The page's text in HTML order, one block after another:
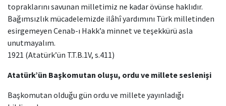
topraklarını savunan milletimiz ne kadar övünse haklıdır.
Bağımsızlık mücadelemizde ilâhî yardımını Türk milletinden
esirgemeyen Cenab-ı Hakk’a minnet ve teşekkürü asla
unutmayalım.
1921 (Atatürk’ün T.T.B.1V, s.411)
Atatürk’ün Başkomutan oluşu, ordu ve millete seslenişi
Başkomutan olduğu gün ordu ve millete yayınladığı